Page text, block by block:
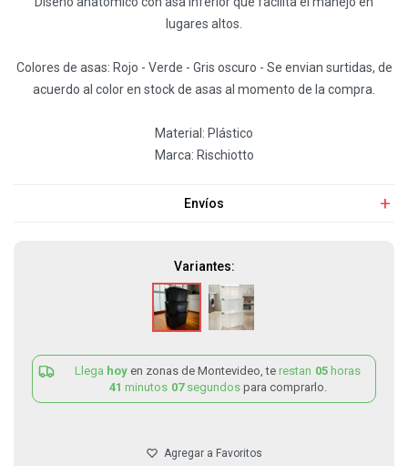
lugares altos.
Colores de asas: Rojo - Verde - Gris oscuro - Se envian surtidas, de
acuerdo al color en stock de asas al momento de la compra.
Material: Plástico
Marca: Rischiotto
Envíos
Variantes:
Llega hoy en zonas de Montevideo, te restan 05 horas
41 minutos 07segundos para comprarlo.